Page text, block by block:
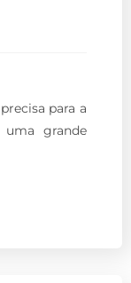
para a
grande